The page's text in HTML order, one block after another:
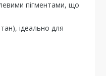
пігментами, що
ідеально для